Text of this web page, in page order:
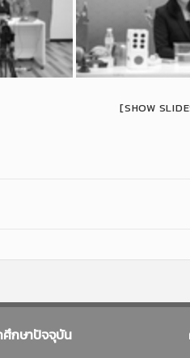
[SHOW
กษาปัจจุบัน